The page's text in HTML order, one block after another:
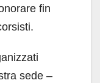
fin
sede –